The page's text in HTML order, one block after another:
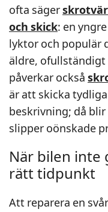
ofta säger
och skick: en
lyktor och populär
äldre,
påverkar också
är att skicka
beskrivning; då
slipper oönskade
När bilen inte
rätt tidpunkt
Att reparera en